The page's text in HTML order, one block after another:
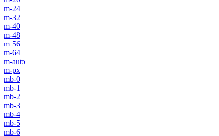
m-24
m-32
m-40
m-48
m-56
m-64
m-auto
m-px
mb-0
mb-1
mb-2
mb-3
mb-4
mb-5
mb-6